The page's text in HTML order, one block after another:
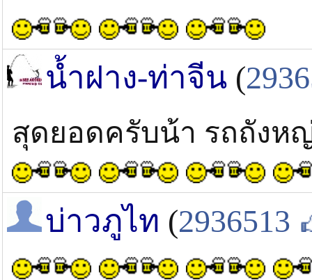
น้ำฝาง-ท่าจีน (
สุดยอดครับน้า รถถังห
บ่าวภูไท (2936513